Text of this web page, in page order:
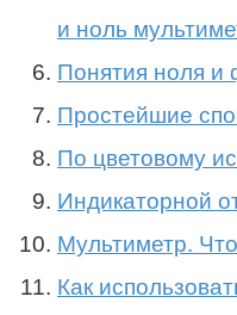
и ноль
Понятия ноля и
Простейшие
По цветовому
Индикаторной
Мультиметр.
Как